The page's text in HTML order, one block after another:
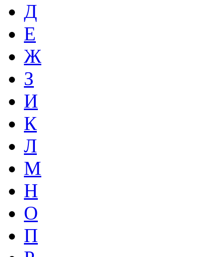
Д
Е
Ж
З
И
К
Л
М
Н
О
П